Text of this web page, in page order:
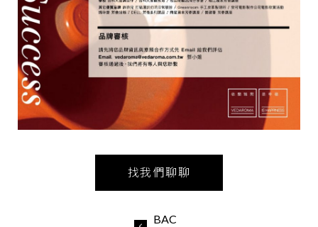
找我們聊聊
BAC